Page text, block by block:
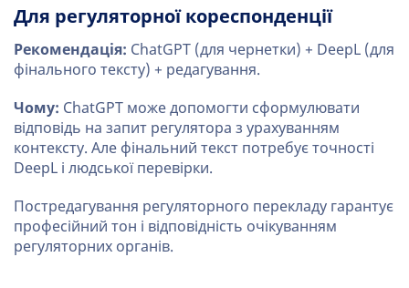
Для регуляторної кореспонденції
Рекомендація: ChatGPT (для чернетки) + DeepL (для
фінального тексту) + редагування.
Чому: ChatGPT може допомогти сформулювати
відповідь на запит регулятора з урахуванням
контексту. Але фінальний текст потребує точності
DeepL і людської перевірки.
Постредагування регуляторного перекладу гарантує
професійний тон і відповідність очікуванням
регуляторних органів.